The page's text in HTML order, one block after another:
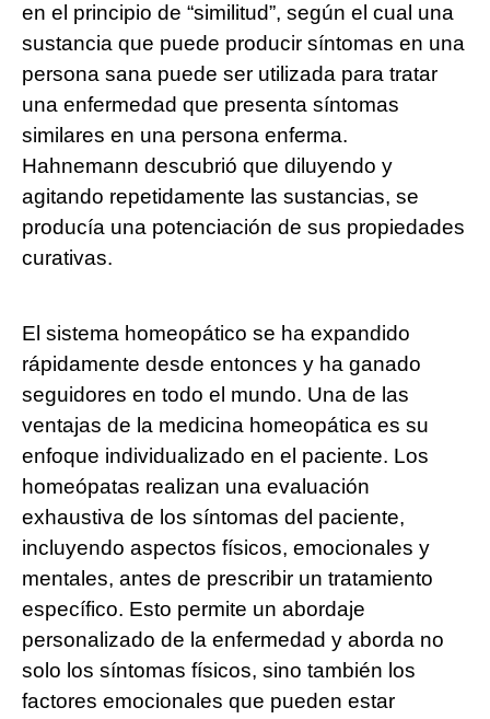
en el principio de “similitud”, según el cual una
sustancia que puede producir síntomas en una
persona sana puede ser utilizada para tratar
una enfermedad que presenta síntomas
similares en una persona enferma.
Hahnemann descubrió que diluyendo y
agitando repetidamente las sustancias, se
producía una potenciación de sus propiedades
curativas.
El sistema homeopático se ha expandido
rápidamente desde entonces y ha ganado
seguidores en todo el mundo. Una de las
ventajas de la medicina homeopática es su
enfoque individualizado en el paciente. Los
homeópatas realizan una evaluación
exhaustiva de los síntomas del paciente,
incluyendo aspectos físicos, emocionales y
mentales, antes de prescribir un tratamiento
específico. Esto permite un abordaje
personalizado de la enfermedad y aborda no
solo los síntomas físicos, sino también los
factores emocionales que pueden estar